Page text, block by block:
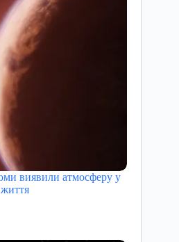
виявили атмосферу у
життя